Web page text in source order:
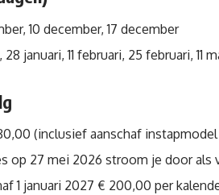
10 december, 17 december
28 januari, 11 februari, 25 februari, 11
(inclusief aanschaf
op 27 mei 2026 stroom je door als
1 januari 2027 € 200,00 per